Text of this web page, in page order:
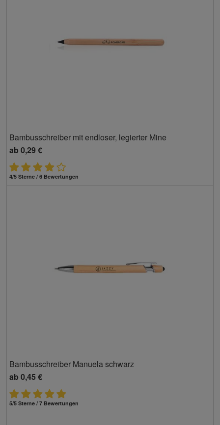
Bambusschreiber mit endloser, legierter Mine
ab 0,29 €
4/5 Sterne / 6 Bewertungen
Bambusschreiber Manuela schwarz
ab 0,45 €
5/5 Sterne / 7 Bewertungen